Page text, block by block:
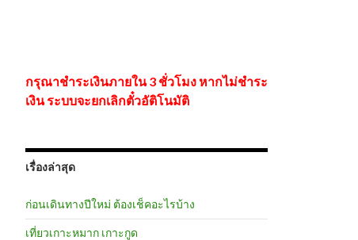
กรุณาชำระเงินภายใน 3 ชั่วโมง หากไม่ชำระ
เงิน ระบบจะยกเลิกตั๋วอัติโนมัติ
เรื่องล่าสุด
ก่อนเดินทางปีใหม่ ต้องเช็คอะไรบ้าง
เที่ยวเกาะหมาก เกาะกูด